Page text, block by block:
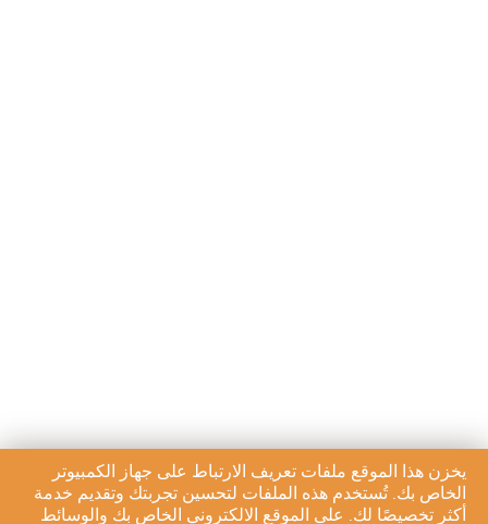
يخزن هذا الموقع ملفات تعريف الارتباط على جهاز الكمبيوتر
الخاص بك. تُستخدم هذه الملفات لتحسين تجربتك وتقديم خدمة
أكثر تخصيصًا لك. على الموقع الالكتروني الخاص بك والوسائط